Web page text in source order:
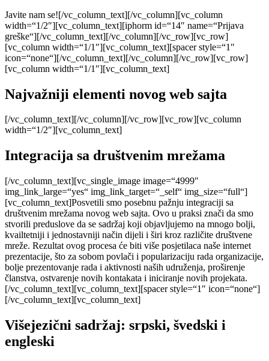
Javite nam se![/vc_column_text][/vc_column][vc_column
width=“1/2″][vc_column_text][iphorm id=“14″ name=“Prijava
greške“][/vc_column_text][/vc_column][/vc_row][vc_row]
[vc_column width=“1/1″][vc_column_text][spacer style=“1″
icon=“none“][/vc_column_text][/vc_column][/vc_row][vc_row]
[vc_column width=“1/1″][vc_column_text]
Najvažniji elementi novog web sajta
[/vc_column_text][/vc_column][/vc_row][vc_row][vc_column
width=“1/2″][vc_column_text]
Integracija sa društvenim mrežama
[/vc_column_text][vc_single_image image=“4999″
img_link_large=“yes“ img_link_target=“_self“ img_size=“full“]
[vc_column_text]Posvetili smo posebnu pažnju integraciji sa
društvenim mrežama novog web sajta. Ovo u praksi znači da smo
stvorili preduslove da se sadržaj koji objavljujemo na mnogo bolji,
kvailtetniji i jednostavniji način dijeli i širi kroz različite društvene
mreže. Rezultat ovog procesa će biti više posjetilaca naše internet
prezentacije, što za sobom povlači i popularizaciju rada organizacije,
bolje prezentovanje rada i aktivnosti naših udruženja, proširenje
članstva, ostvarenje novih kontakata i iniciranje novih projekata.
[/vc_column_text][vc_column_text][spacer style=“1″ icon=“none“]
[/vc_column_text][vc_column_text]
Višejezični sadržaj: srpski, švedski i
engleski